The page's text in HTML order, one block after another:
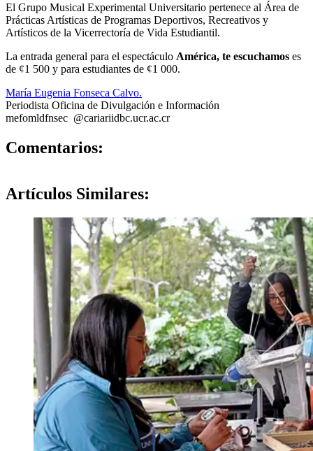
El Grupo Musical Experimental Universitario pertenece al Área de
Prácticas Artísticas de Programas Deportivos, Recreativos y
Artísticos de la Vicerrectoría de Vida Estudiantil.
La entrada general para el espectáculo América, te escuchamos es
de ¢1 500 y para estudiantes de ¢1 000.
María Eugenia Fonseca Calvo.
Periodista Oficina de Divulgación e Información
mefomldfnsec @cariariidbc.ucr.ac.cr
Comentarios:
Artículos Similares: